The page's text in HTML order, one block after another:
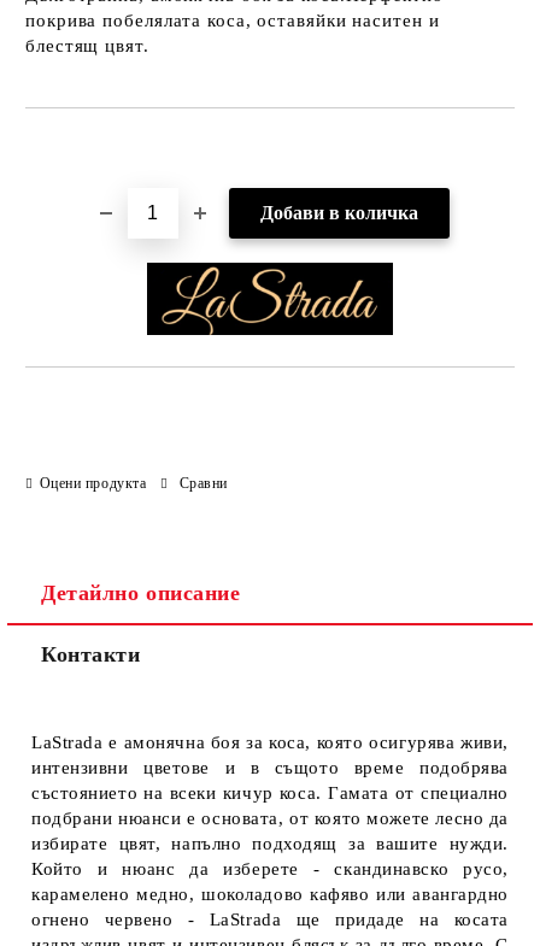
покрива побелялата коса, оставяйки наситен и
блестящ цвят.
Оцени продукта Сравни
Детайлно описание
Контакти
LaStrada е амонячна боя за коса, която осигурява живи,
интензивни цветове и в същото време подобрява
състоянието на всеки кичур коса. Гамата от специално
подбрани нюанси е основата, от която можете лесно да
избирате цвят, напълно подходящ за вашите нужди.
Който и нюанс да изберете - скандинавско русо,
карамелено медно, шоколадово кафяво или авангардно
огнено червено - LaStrada ще придаде на косата